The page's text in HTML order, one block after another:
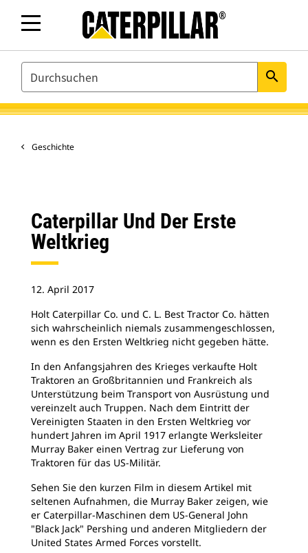
SEARCH search
Geschichte
Caterpillar Und Der Erste
Weltkrieg
12. April 2017
Holt Caterpillar Co. und C. L. Best Tractor Co. hätten
sich wahrscheinlich niemals zusammengeschlossen,
wenn es den Ersten Weltkrieg nicht gegeben hätte.
In den Anfangsjahren des Krieges verkaufte Holt
Traktoren an Großbritannien und Frankreich als
Unterstützung beim Transport von Ausrüstung und
vereinzelt auch Truppen. Nach dem Eintritt der
Vereinigten Staaten in den Ersten Weltkrieg vor
hundert Jahren im April 1917 erlangte Werksleiter
Murray Baker einen Vertrag zur Lieferung von
Traktoren für das US-Militär.
Sehen Sie den kurzen Film in diesem Artikel mit
seltenen Aufnahmen, die Murray Baker zeigen, wie
er Caterpillar-Maschinen dem US-General John
"Black Jack" Pershing und anderen Mitgliedern der
United States Armed Forces vorstellt.